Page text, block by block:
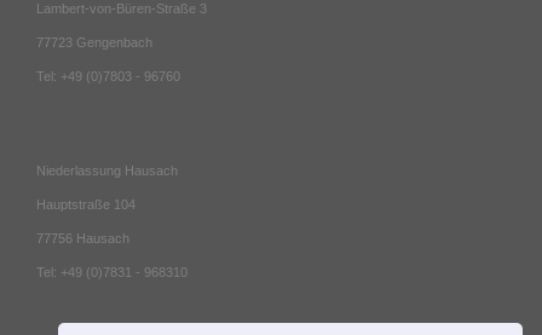
Lambert-von-Büren-Straße 3
77723 Gengenbach
Tel: +49 (0)7803 - 96760
Niederlassung Hausach
Hauptstraße 104
77756 Hausach
Tel: +49 (0)7831 - 968310